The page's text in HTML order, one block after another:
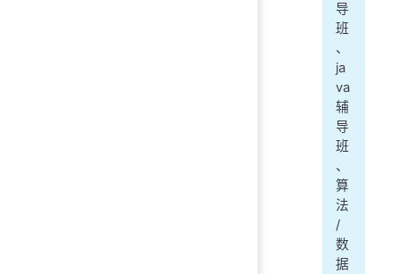
导
班
、
ja
va
辅
导
班
、
算
法
/
数
据